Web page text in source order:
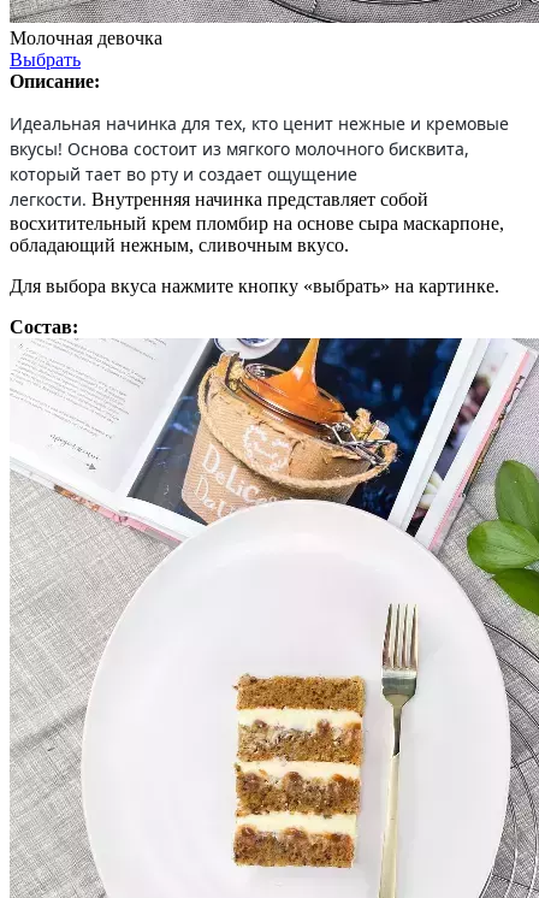
Молочная девочка
Выбрать
Описание:
Идеальная начинка для тех, кто ценит нежные и кремовые
вкусы! Основа состоит из мягкого молочного бисквита,
который тает во рту и создает ощущение
легкости. Внутренняя начинка представляет собой
восхитительный крем пломбир на основе сыра маскарпоне,
обладающий нежным, сливочным вкусо.
Для выбора вкуса нажмите кнопку «выбрать» на картинке.
Состав: